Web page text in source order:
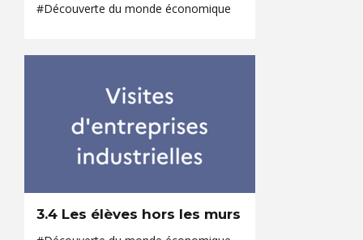
#Découverte du monde économique
3.4 Les élèves hors les murs